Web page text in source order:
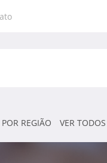
POR REGIÃO VER TODOS